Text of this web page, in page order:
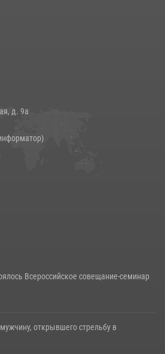
помощи (видео)
научная конференция по обобщению
д. 9а
Всероссийское совещание-семинар
открывшего стрельбу в